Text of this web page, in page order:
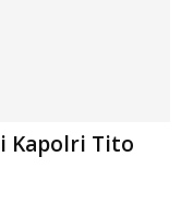
Kapolri Tito